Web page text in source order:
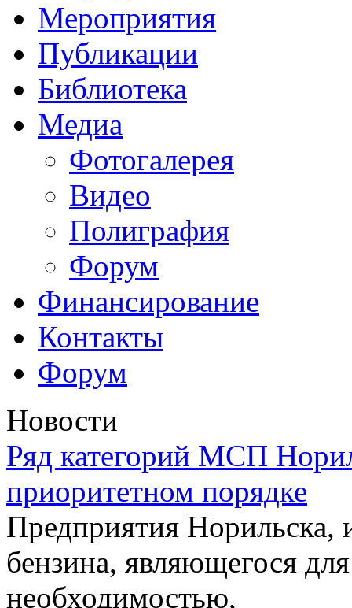
Мероприятия
Публикации
Библиотека
Медиа
Фотогалерея
Видео
Полиграфия
Форум
Финансирование
Контакты
Форум
Новости
Ряд категорий МСП
приоритетном порядке
Предприятия
бензина, являющегося
необходимостью,